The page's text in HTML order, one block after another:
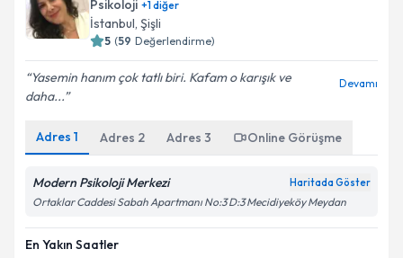
Psikoloji +1diğer
İstanbul, Şişli
5 (59 Değerlendirme)
Yasemin hanım çok tatlı biri. Kafam o karışık ve
daha...
Devamı
Adres 1 Adres 2 Adres 3 Online Görüşme
Modern Psikoloji Merkezi Haritada Göster
Ortaklar Caddesi Sabah Apartmanı No:3 D:3 Mecidiyeköy Meydan
En Yakın Saatler